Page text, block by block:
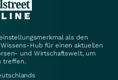
als den
Hub für einen aktuellen
und Wirtschaftswelt, um
treffen.